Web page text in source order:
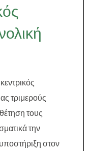
τριμερούς
τους
την
στον